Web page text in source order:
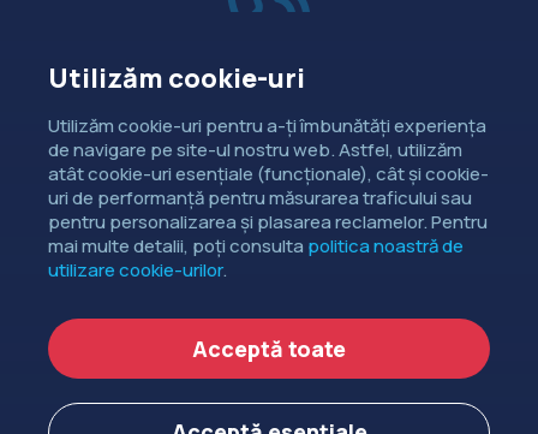
Vânzări
Dorești să intri în contact cu
departamentul de relații comerciale?
CONTACTEAZĂ-NE
Copyright ©EXTENDED DEV SRL2006-2026.
Politica de cookie-uri
Politica de confidențialitate
Utilizăm cookie-uri
Utilizăm cookie-uri pentru a-ți îmbunătăți experiența
de navigare pe site-ul nostru web. Astfel, utilizăm
atât cookie-uri esențiale (funcționale), cât și cookie-
uri de performanță pentru măsurarea traficului sau
pentru personalizarea și plasarea reclamelor. Pentru
mai multe detalii, poți consulta politica noastră de
utilizare cookie-urilor.
Acceptă toate